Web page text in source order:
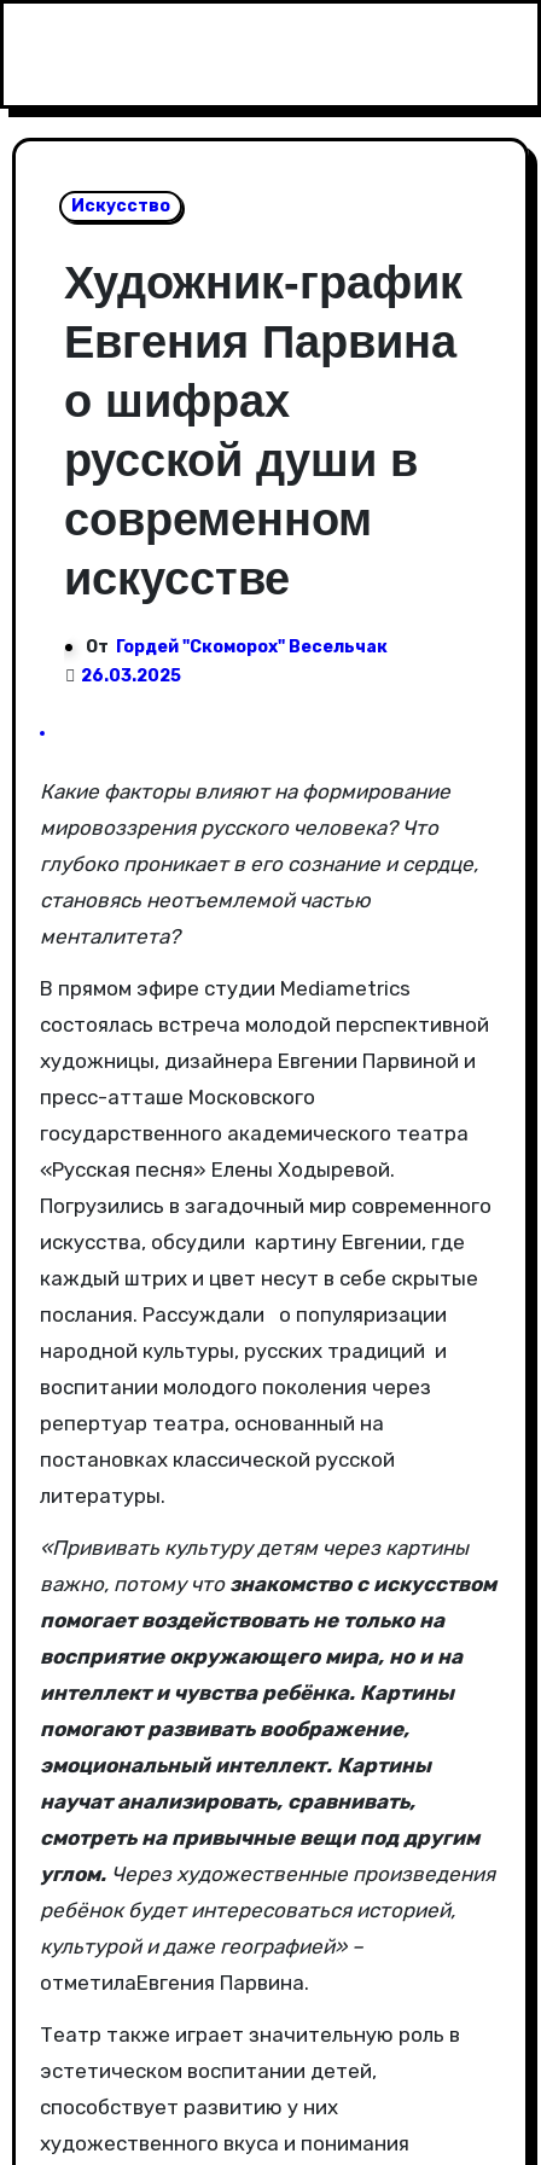
Искусство
Художник-график
Евгения Парвина
о шифрах
русской души в
современном
искусстве
От Гордей "Скоморох" Весельчак
26.03.2025
Какие факторы влияют на формирование
мировоззрения русского человека? Что
глубоко проникает в его сознание и сердце,
становясь неотъемлемой частью
менталитета?
В прямом эфире студии Mediametrics
состоялась встреча молодой перспективной
художницы, дизайнера Евгении Парвиной и
пресс-атташе Московского
государственного академического театра
«Русская песня» Елены Ходыревой.
Погрузились в загадочный мир современного
искусства, обсудили картину Евгении, где
каждый штрих и цвет несут в себе скрытые
послания. Рассуждали о популяризации
народной культуры, русских традиций и
воспитании молодого поколения через
репертуар театра, основанный на
постановках классической русской
литературы.
«Прививать культуру детям через картины
важно, потому что знакомство с искусством
помогает воздействовать не только на
восприятие окружающего мира, но и на
интеллект и чувства ребёнка. Картины
помогают развивать воображение,
эмоциональный интеллект. Картины
научат анализировать, сравнивать,
смотреть на привычные вещи под другим
углом. Через художественные произведения
ребёнок будет интересоваться историей,
культурой и даже географией» –
отметилаЕвгения Парвина.
Театр также играет значительную роль в
эстетическом воспитании детей,
способствует развитию у них
художественного вкуса и понимания